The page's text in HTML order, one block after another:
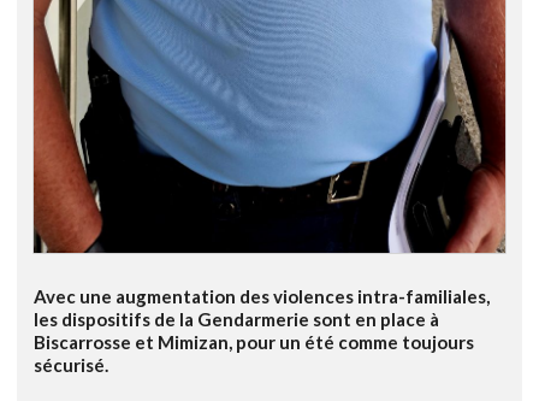
Avec une augmentation des violences intra-familiales,
les dispositifs de la Gendarmerie sont en place à
Biscarrosse et Mimizan, pour un été comme toujours
sécurisé.